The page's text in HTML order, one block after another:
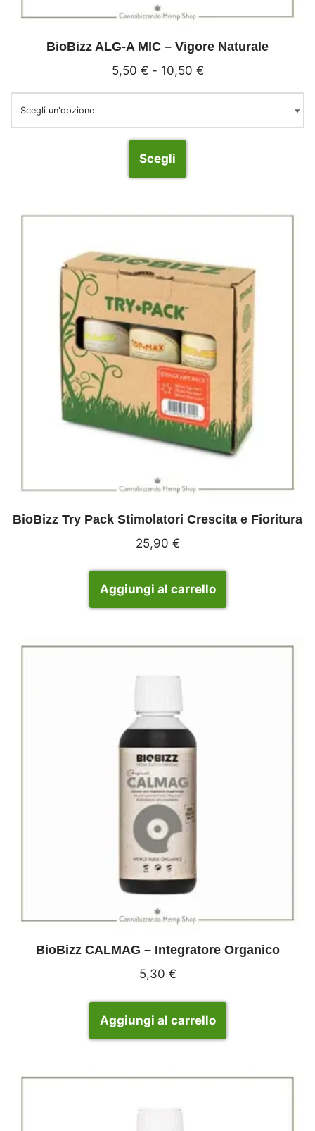
BioBizz ALG-A MIC – Vigore Naturale
5,50 € - 10,50 €
Scegli
BioBizz Try Pack Stimolatori Crescita e Fioritura
25,90 €
Aggiungi al carrello
BioBizz CALMAG – Integratore Organico
5,30 €
Aggiungi al carrello